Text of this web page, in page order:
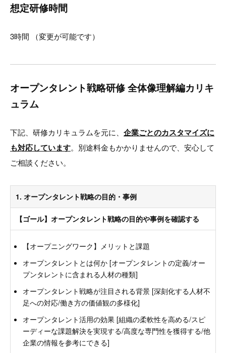
想定研修時間
3時間 （変更が可能です）
オープンタレント戦略研修 全体像理解編カリキ
ュラム
下記、研修カリキュラムを元に、 企業ごとのカスタマイズに
も対応しています。別途料金もかかりませんので、安心して
ご相談ください。
1. オープンタレント戦略の目的・事例
【ゴール】オープンタレント戦略の目的や事例を確認する
【オープニングワーク】メリットと課題
オープンタレントとは何か [オープンタレントの定義/オー
プンタレントに含まれる人材の種類]
オープンタレント戦略が注目される背景 [深刻化する人材不
足への対応/働き方の価値観の多様化]
オープンタレント活用の効果 [組織の柔軟性を高める/スピ
ーディーな課題解決を実現する/高度な専門性を獲得する/他
企業の情報を参考にできる]